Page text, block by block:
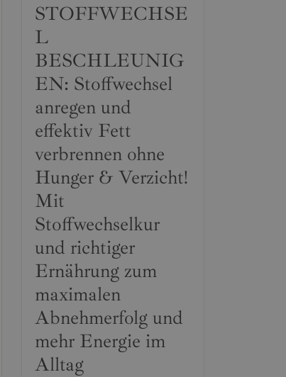
STOFFWECHSE
L
BESCHLEUNIG
EN: Stoffwechsel
anregen und
effektiv Fett
verbrennen ohne
Hunger & Verzicht!
Mit
Stoffwechselkur
und richtiger
Ernährung zum
maximalen
Abnehmerfolg und
mehr Energie im
Alltag